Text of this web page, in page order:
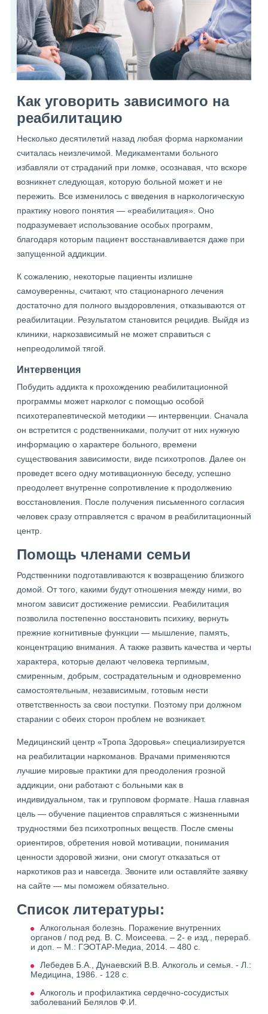
Как уговорить зависимого на
реабилитацию
Несколько десятилетий назад любая форма наркомании
считалась неизлечимой. Медикаментами больного
избавляли от страданий при ломке, осознавая, что вскоре
возникнет следующая, которую больной может и не
пережить. Все изменилось с введения в наркологическую
практику нового понятия — «реабилитация». Оно
подразумевает использование особых программ,
благодаря которым пациент восстанавливается даже при
запущенной аддикции.
К сожалению, некоторые пациенты излишне
самоуверенны, считают, что стационарного лечения
достаточно для полного выздоровления, отказываются от
реабилитации. Результатом становится рецидив. Выйдя из
клиники, наркозависимый не может справиться с
непреодолимой тягой.
Интервенция
Побудить аддикта к прохождению реабилитационной
программы может нарколог с помощью особой
психотерапевтической методики — интервенции. Сначала
он встретится с родственниками, получит от них нужную
информацию о характере больного, времени
существования зависимости, виде психотропов. Далее он
проведет всего одну мотивационную беседу, успешно
преодолеет внутренне сопротивление к продолжению
восстановления. После получения письменного согласия
человек сразу отправляется с врачом в реабилитационный
центр.
Помощь членами семьи
Родственники подготавливаются к возвращению близкого
домой. От того, какими будут отношения между ними, во
многом зависит достижение ремиссии. Реабилитация
позволила постепенно восстановить психику, вернуть
прежние когнитивные функции — мышление, память,
концентрацию внимания. А также развить качества и черты
характера, которые делают человека терпимым,
смиренным, добрым, сострадательным и одновременно
самостоятельным, независимым, готовым нести
ответственность за свои поступки. Поэтому при должном
старании с обеих сторон проблем не возникает.
Медицинский центр «Тропа Здоровья» специализируется
на реабилитации наркоманов. Врачами применяются
лучшие мировые практики для преодоления грозной
аддикции, они работают с больными как в
индивидуальном, так и групповом формате. Наша главная
цель — обучение пациентов справляться с жизненными
трудностями без психотропных веществ. После смены
ориентиров, обретения новой мотивации, понимания
ценности здоровой жизни, они смогут отказаться от
наркотиков раз и навсегда. Звоните или оставляйте заявку
на сайте — мы поможем обязательно.
Список литературы:
Алкогольная болезнь. Поражение внутренних
органов / под ред. В. С. Моисеева. – 2- е изд., перераб.
и доп. – М.: ГЭОТАР-Медиа, 2014. – 480 с.
Лебедев Б.А., Дунаевский В.В. Алкоголь и семья. - Л.:
Медицина, 1986. - 128 с.
Алкоголь и профилактика сердечно-сосудистых
заболеваний Белялов Ф.И.